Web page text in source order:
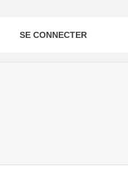
SE CONNECTER